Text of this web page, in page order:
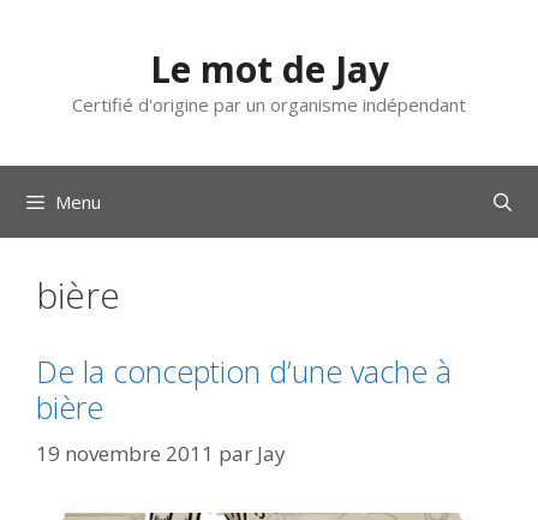
Le mot de Jay
Certifié d'origine par un organisme indépendant
Menu
bière
De la conception d’une vache à
bière
19 novembre 2011 par Jay